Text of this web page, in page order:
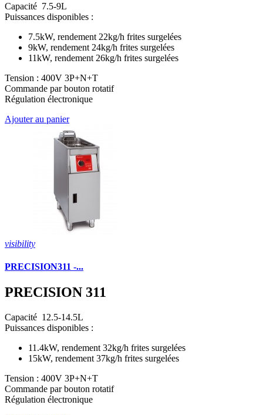
Capacité 7.5-9L
Puissances disponibles :
7.5kW, rendement 22kg/h frites surgelées
9kW, rendement 24kg/h frites surgelées
11kW, rendement 26kg/h frites surgelées
Tension : 400V 3P+N+T
Commande par bouton rotatif
Régulation électronique
Ajouter au panier
visibility
PRECISION311 -...
PRECISION 311
Capacité 12.5-14.5L
Puissances disponibles :
11.4kW, rendement 32kg/h frites surgelées
15kW, rendement 37kg/h frites surgelées
Tension : 400V 3P+N+T
Commande par bouton rotatif
Régulation électronique